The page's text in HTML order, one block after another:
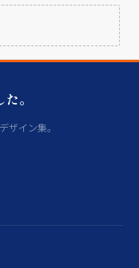
。
ザイン集。